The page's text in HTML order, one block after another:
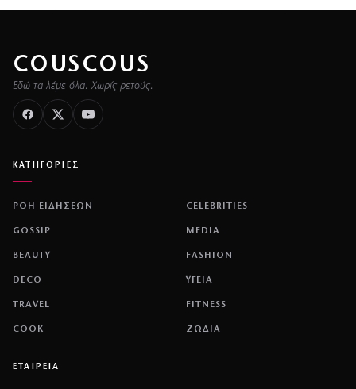
COUSCOUS
Εδώ τα λέμε όλα. Χωρίς ρετούς.
ΚΑΤΗΓΟΡΙΕΣ
ΡΟΗ ΕΙΔΗΣΕΩΝ CELEBRITIES
GOSSIP MEDIA
BEAUTY FASHION
DECO ΥΓΕΙΑ
TRAVEL FITNESS
COOK ΖΩΔΙΑ
ΕΤΑΙΡΕΙΑ